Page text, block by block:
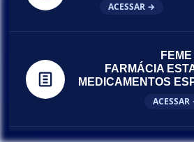
ACESSAR →
FEME
FARMÁCIA
MEDICAMENTOS
ACESSAR